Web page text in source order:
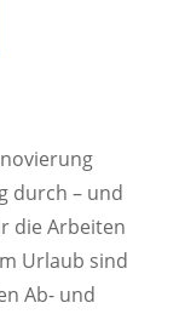
durch – und
die Arbeiten
Urlaub sind
Ab- und